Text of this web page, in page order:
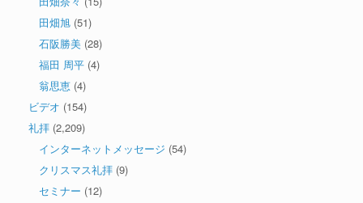
田畑旭 (51)
石阪勝美 (28)
福田 周平 (4)
翁思恵 (4)
ビデオ (154)
礼拝 (2,209)
インターネットメッセージ (54)
クリスマス礼拝 (9)
セミナー (12)